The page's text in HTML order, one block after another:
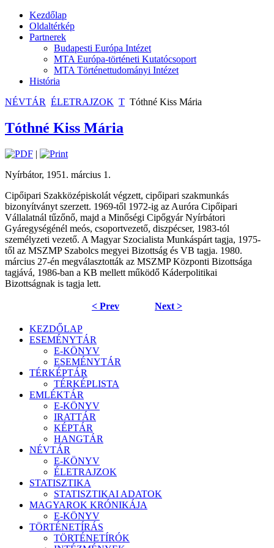
Kezdőlap
Oldaltérkép
Partnerek
Budapesti Európa Intézet
MTA Európa-történeti Kutatócsoport
MTA Történettudományi Intézet
História
NÉVTÁR ÉLETRAJZOK T Tóthné Kiss Mária
Tóthné Kiss Mária
|
Nyírbátor, 1951. március 1.
Cipőipari Szakközépiskolát végzett, cipőipari szakmunkás
bizonyítványt szerzett. 1969-től 1972-ig az Auróra Cipőipari
Vállalatnál tűzőnő, majd a Minőségi Cipőgyár Nyírbátori
Gyáregységénél meós, csoportvezető, diszpécser, 1983-tól
személyzeti vezető. A Magyar Szocialista Munkáspárt tagja, 1975-
től az MSZMP Szabolcs megyei Bizottság és VB tagja. 1980.
március 27-én megválasztották az MSZMP Központi Bizottsága
tagjává, 1986-ban a KB mellett működő Káderpolitikai
Bizottságnak is tagja lett.
< Prev Next >
KEZDŐLAP
ESEMÉNYTÁR
E-KÖNYV
ESEMÉNYTÁR
TÉRKÉPTÁR
TÉRKÉPLISTA
EMLÉKTÁR
E-KÖNYV
IRATTÁR
KÉPTÁR
HANGTÁR
NÉVTÁR
E-KÖNYV
ÉLETRAJZOK
STATISZTIKA
STATISZTIKAI ADATOK
MAGYAROK KRÓNIKÁJA
E-KÖNYV
TÖRTÉNETÍRÁS
TÖRTÉNETÍRÓK